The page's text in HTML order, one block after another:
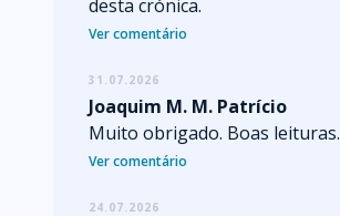
desta crónica.
Ver comentário
31.07.2026
Joaquim M. M. Patrício
Muito obrigado. Boas leituras.
Ver comentário
24.07.2026